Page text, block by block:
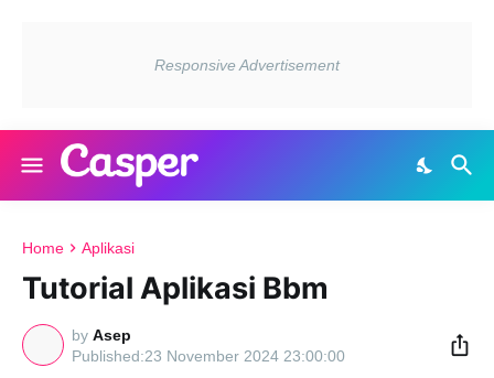
Home Aplikasi
Tutorial Aplikasi Bbm
by Asep
23 November 2024 23:00:00